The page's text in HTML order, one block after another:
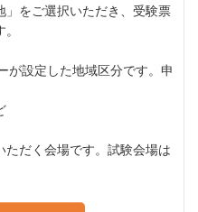
」をご選択いただき、受験票
が設定した地域区分です。申
ただく会場です。試験会場は